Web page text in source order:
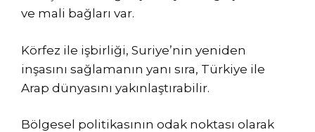
ve mali bağları var.
Körfez ile işbirliği, Suriye’nin yeniden
inşasını sağlamanın yanı sıra, Türkiye ile
Arap dünyasını yakınlaştırabilir.
Bölgesel politikasının odak noktası olarak